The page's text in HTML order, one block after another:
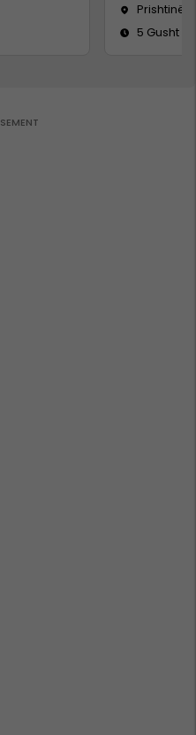
Prishtinë
5 Gusht